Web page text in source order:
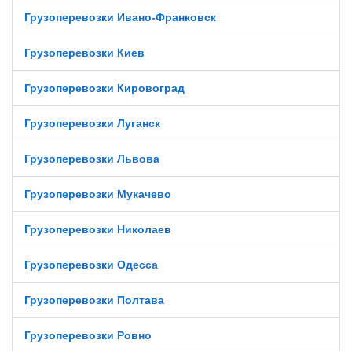
Грузоперевозки Ивано-Франковск
Грузоперевозки Киев
Грузоперевозки Кировоград
Грузоперевозки Луганск
Грузоперевозки Львова
Грузоперевозки Мукачево
Грузоперевозки Николаев
Грузоперевозки Одесса
Грузоперевозки Полтава
Грузоперевозки Ровно